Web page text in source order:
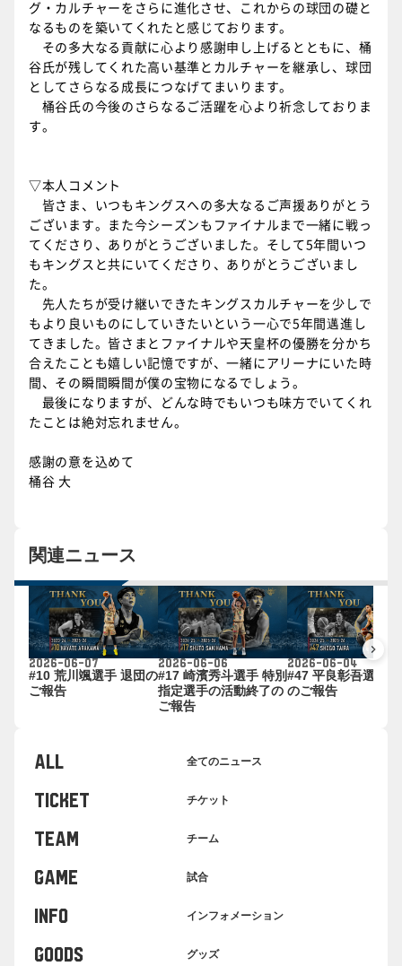
グ・カルチャーをさらに進化させ、これからの球団の礎と
なるものを築いてくれたと感じております。
その多大なる貢献に心より感謝申し上げるとともに、桶
谷氏が残してくれた高い基準とカルチャーを継承し、球団
としてさらなる成長につなげてまいります。
桶谷氏の今後のさらなるご活躍を心より祈念しておりま
す。
▽本人コメント
皆さま、いつもキングスへの多大なるご声援ありがとう
ございます。また今シーズンもファイナルまで一緒に戦っ
てくださり、ありがとうございました。そして5年間いつ
もキングスと共にいてくださり、ありがとうございまし
た。
先人たちが受け継いできたキングスカルチャーを少しで
もより良いものにしていきたいという一心で5年間邁進し
てきました。皆さまとファイナルや天皇杯の優勝を分かち
合えたことも嬉しい記憶ですが、一緒にアリーナにいた時
間、その瞬間瞬間が僕の宝物になるでしょう。
最後になりますが、どんな時でもいつも味方でいてくれ
たことは絶対忘れません。
感謝の意を込めて
桶谷 大
関連ニュース
2026-06-07
#10 荒川颯選手 退団の
ご報告
2026-06-06
#17 崎濱秀斗選手 特別
指定選手の活動終了の
ご報告
2026-06-04
#47 平良彰吾選手
のご報告
keyboard_arrow_right
ALL 全てのニュース
TICKET チケット
TEAM チーム
GAME 試合
INFO インフォメーション
GOODS グッズ